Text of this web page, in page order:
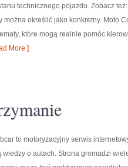
technicznego pojazdu. Zobacz
można określić jako konkretny. Moto
które mogą realnie pomóc
More ]
to motoryzacyjny serwis
wiedzy o autach. Strona gromadzi